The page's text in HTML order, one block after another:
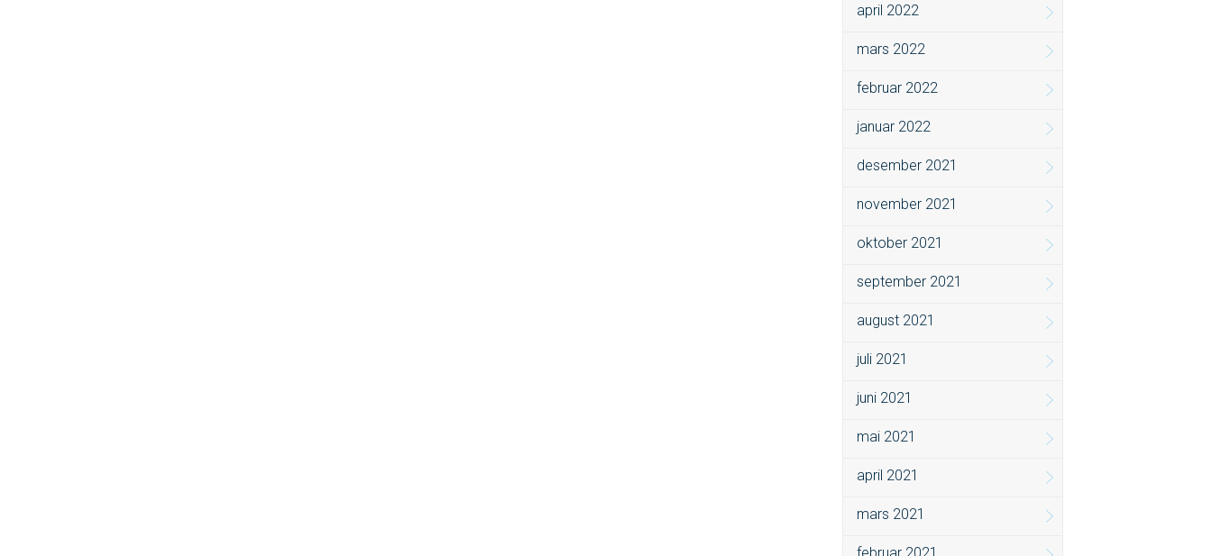
april 2022
mars 2022
februar 2022
januar 2022
desember 2021
november 2021
oktober 2021
september 2021
august 2021
juli 2021
juni 2021
mai 2021
april 2021
mars 2021